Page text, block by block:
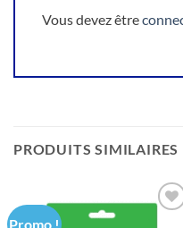
Vous devez être
PRODUITS SIMILAIRES
Promo !